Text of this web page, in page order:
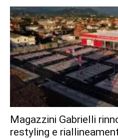
Magazzini Gabrielli
restyling e